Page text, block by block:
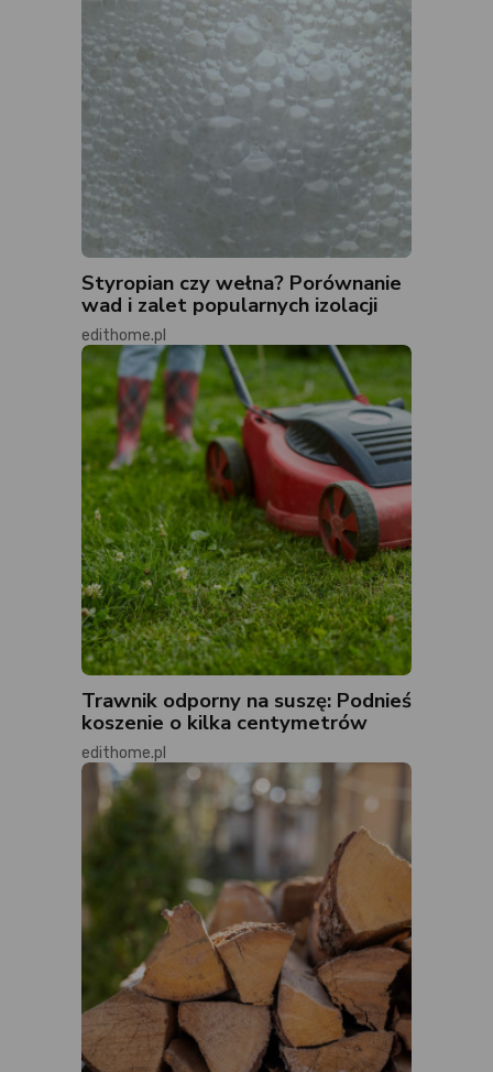
Styropian czy wełna? Porównanie
wad i zalet popularnych izolacji
edithome.pl
Trawnik odporny na suszę: Podnieś
koszenie o kilka centymetrów
edithome.pl